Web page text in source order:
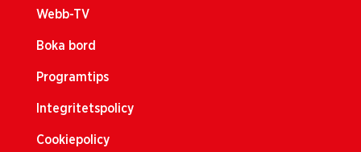
Webb-TV
Boka bord
Programtips
Integritetspolicy
Cookiepolicy